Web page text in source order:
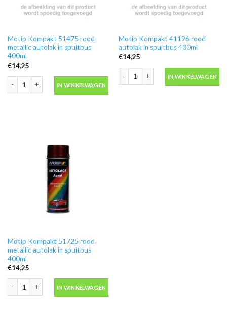
Motip Kompakt 51475 rood
metallic autolak in spuitbus
400ml
€14,25
Motip Kompakt 51475 rood metallic autolak in spuitbus 400ml aantal
IN WINKELWAGEN
Motip Kompakt 41196 rood
autolak in spuitbus 400ml
€14,25
IN WINKELWAGEN
Motip Kompakt 51725 rood
metallic autolak in spuitbus
400ml
€14,25
IN WINKELWAGEN